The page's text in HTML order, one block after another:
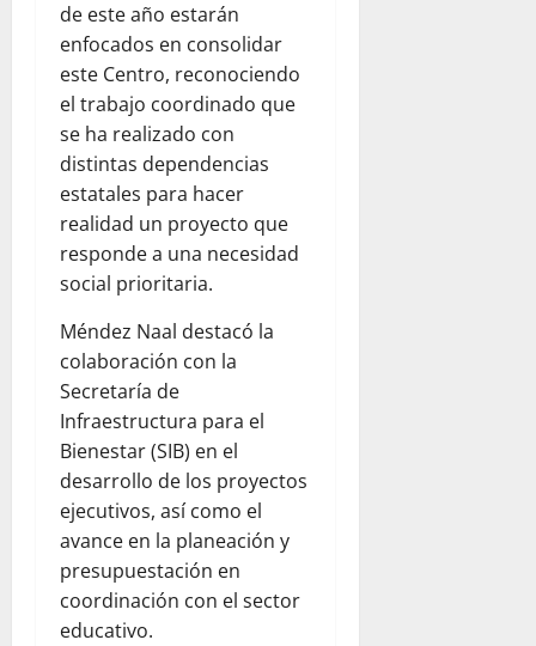
de este año estarán
enfocados en consolidar
este Centro, reconociendo
el trabajo coordinado que
se ha realizado con
distintas dependencias
estatales para hacer
realidad un proyecto que
responde a una necesidad
social prioritaria.
Méndez Naal destacó la
colaboración con la
Secretaría de
Infraestructura para el
Bienestar (SIB) en el
desarrollo de los proyectos
ejecutivos, así como el
avance en la planeación y
presupuestación en
coordinación con el sector
educativo.